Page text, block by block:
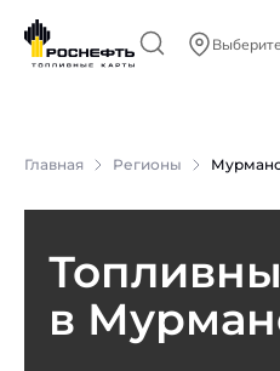
Главная Регионы
в